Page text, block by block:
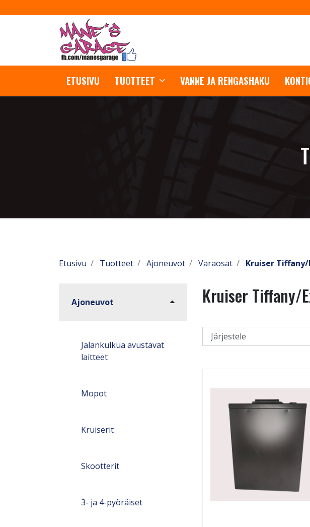
ETUSIVU TUOTTEET VANNE JA RENGASHAKU
Etusivu Tuotteet Ajoneuvot Varaosat Kruiser Tiffany/
Ajoneuvot
Jalankulkua avustavat
laitteet
Mopot
Kruiserit
Skootterit
3- ja 4-pyöräiset
Kruiser Tiffany/